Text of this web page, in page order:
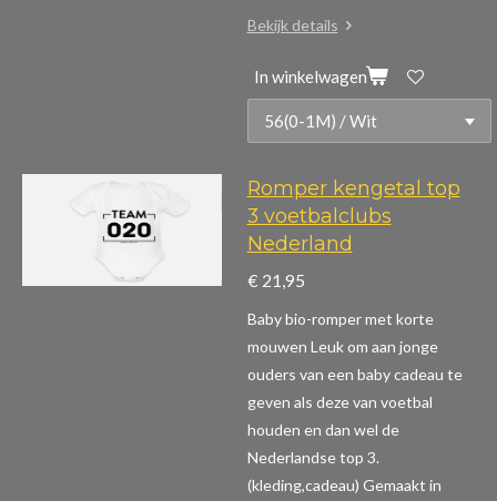
Bekijk details
In winkelwagen
Romper kengetal top
3 voetbalclubs
Nederland
€ 21,95
Baby bio-romper met korte
mouwen Leuk om aan jonge
ouders van een baby cadeau te
geven als deze van voetbal
houden en dan wel de
Nederlandse top 3.
(kleding,cadeau) Gemaakt in